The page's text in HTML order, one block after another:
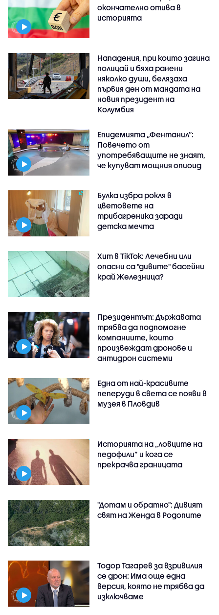
окончателно отива в
историята
Нападения, при които загина
полицай и бяха ранени
няколко души, белязаха
първия ден от мандата на
новия президент на
Колумбия
Епидемията „Фентанил”:
Повечето от
употребяващите не знаят,
че купуват мощния опиоид
Булка избра рокля в
цветовете на
трибагреника заради
детска мечта
Хит в TikTok: Лечебни или
опасни са "дивите" басейни
край Железница?
Президентът: Държавата
трябва да подпомогне
компаниите, които
произвеждат дронове и
антидрон системи
Една от най-красивите
пеперуди в света се появи в
музея в Пловдив
Историята на „ловците на
педофили” и кога се
прекрачва границата
"Дотам и обратно": Дивият
свят на Женда в Родопите
Тодор Тагарев за взривилия
се дрон: Има още една
версия, която не трябва да
изключваме